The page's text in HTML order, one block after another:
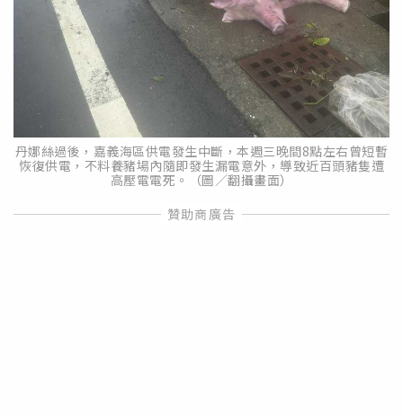
丹娜絲過後，嘉義海區供電發生中斷，本週三晚間8點左右曾短暫
恢復供電，不料養豬場內隨即發生漏電意外，導致近百頭豬隻遭
高壓電電死。（圖／翻攝畫面）